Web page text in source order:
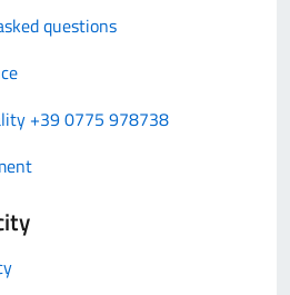
questions
+39 0775 978738